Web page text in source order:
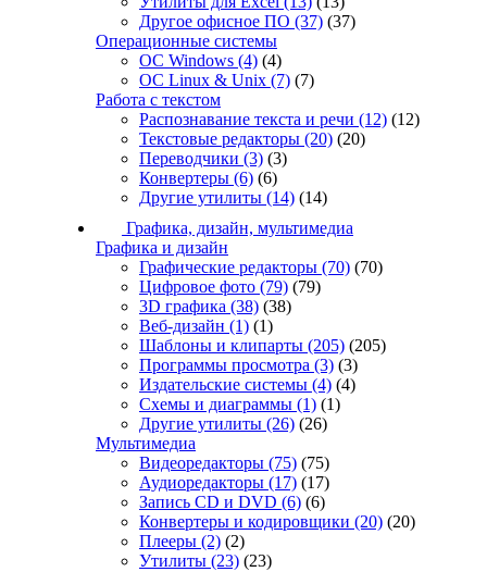
Другое офисное ПО (37) (37)
Операционные системы
ОС Windows (4) (4)
ОС Linux & Unix (7) (7)
Работа с текстом
Распознавание текста и речи (12) (12)
Текстовые редакторы (20) (20)
Переводчики (3) (3)
Конвертеры (6) (6)
Другие утилиты (14) (14)
Графика, дизайн, мультимедиа
Графика и дизайн
Графические редакторы (70) (70)
Цифровое фото (79) (79)
3D графика (38) (38)
Веб-дизайн (1) (1)
Шаблоны и клипарты (205) (205)
Программы просмотра (3) (3)
Издательские системы (4) (4)
Схемы и диаграммы (1) (1)
Другие утилиты (26) (26)
Мультимедиа
Видеоредакторы (75) (75)
Аудиоредакторы (17) (17)
Запись CD и DVD (6) (6)
Конвертеры и кодировщики (20) (20)
Плееры (2) (2)
Утилиты (23) (23)